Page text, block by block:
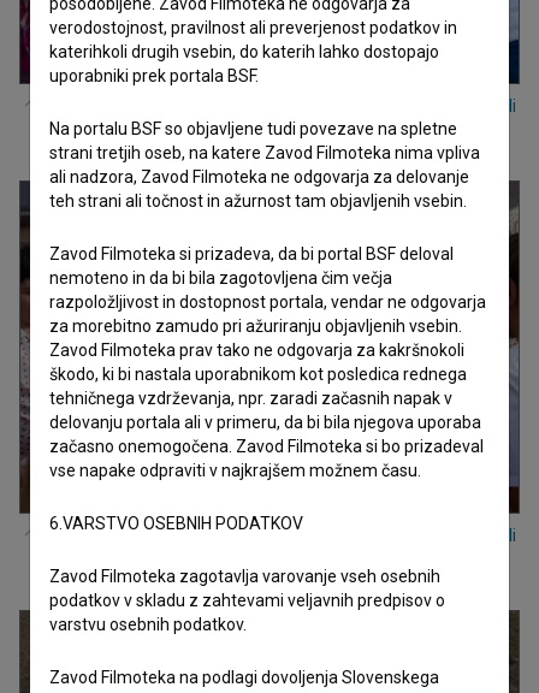
Ida, ki je pela tako grdo, da so še mrtvi vstali
od mrtvih in zapeli z njo (2025).
Lana Marićv filmu Ida, ki je pela tako grdo, da so še mrtvi vstali
verodostojnost, pravilnost ali preverjenost podatkov in
katerihkoli drugih vsebin, do katerih lahko dostopajo
uporabniki prek portala BSF.
Na portalu BSF so objavljene tudi povezave na spletne
strani tretjih oseb, na katere Zavod Filmoteka nima vpliva
ali nadzora, Zavod Filmoteka ne odgovarja za delovanje
teh strani ali točnost in ažurnost tam objavljenih vsebin.
Zavod Filmoteka si prizadeva, da bi portal BSF deloval
nemoteno in da bi bila zagotovljena čim večja
razpoložljivost in dostopnost portala, vendar ne odgovarja
za morebitno zamudo pri ažuriranju objavljenih vsebin.
Zavod Filmoteka prav tako ne odgovarja za kakršnokoli
škodo, ki bi nastala uporabnikom kot posledica rednega
tehničnega vzdrževanja, npr. zaradi začasnih napak v
delovanju portala ali v primeru, da bi bila njegova uporaba
začasno onemogočena. Zavod Filmoteka si bo prizadeval
vse napake odpraviti v najkrajšem možnem času.
6.VARSTVO OSEBNIH PODATKOV
Zavod Filmoteka zagotavlja varovanje vseh osebnih
podatkov v skladu z zahtevami veljavnih predpisov o
varstvu osebnih podatkov.
Zavod Filmoteka na podlagi dovoljenja Slovenskega